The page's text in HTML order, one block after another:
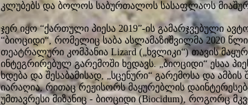
კლუბებს და ბოლოს საბურთალოს სასაფლაოს
ჯერ იყო “ქართული პიესა 2019”-ის გამარჯვებული
“ბიოციდი“, რომელიც საბა ასლამაზიშვილმა 2020
თეატრალური კომპანია Lizard („ხვლიკი“) თავის
ინტეგრირებულ გარემოში ხედავს. „ბიოციდი“ ესაა
ხდება და შესაბამისად, „სცენური“ გარემოსა და
იარაღია, რითაც რეჟისორს მაყურებლის
უმთავრესი მიზანიც - ბიოციდი (Biocidum), როგორც